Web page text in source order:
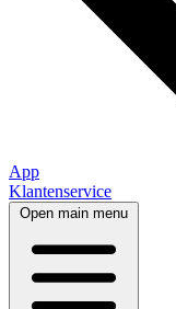
App
Klantenservice
Open main menu